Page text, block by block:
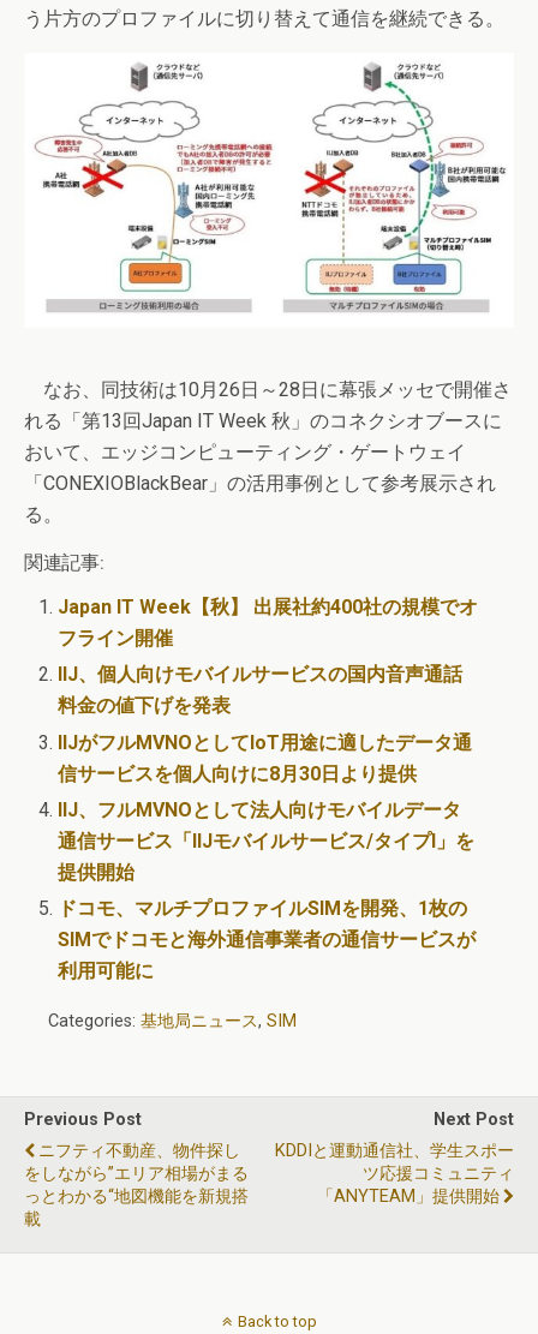
う片方のプロファイルに切り替えて通信を継続できる。
なお、同技術は10月26日～28日に幕張メッセで開催さ
れる「第13回Japan IT Week 秋」のコネクシオブースに
おいて、エッジコンピューティング・ゲートウェイ
「CONEXIOBlackBear」の活用事例として参考展示され
る。
関連記事:
Japan IT Week【秋】 出展社約400社の規模でオ
フライン開催
IIJ、個人向けモバイルサービスの国内音声通話
料金の値下げを発表
IIJがフルMVNOとしてIoT用途に適したデータ通
信サービスを個人向けに8月30日より提供
IIJ、フルMVNOとして法人向けモバイルデータ
通信サービス「IIJモバイルサービス/タイプI」を
提供開始
ドコモ、マルチプロファイルSIMを開発、1枚の
SIMでドコモと海外通信事業者の通信サービスが
利用可能に
Categories: 基地局ニュース, SIM
Previous Post
ニフティ不動産、物件探し
をしながら”エリア相場がまる
っとわかる“地図機能を新規搭
載
Next Post
KDDIと運動通信社、学生スポー
ツ応援コミュニティ
「ANYTEAM」提供開始
Back to top